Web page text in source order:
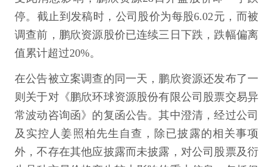
停。截止到发稿时，公司股价为每股6.02元，而被
调查前，鹏欣资源股价已连续三日下跌，跌幅偏离
值累计超过20%。
在公告被立案调查的同一天，鹏欣资源还发布了一
则关于对《鹏欣环球资源股份有限公司股票交易异
常波动咨询函》的复函公告。其中澄清，经过公司
及实控人姜照柏先生自查，除已披露的相关事项
外，不存在其他应披露而未披露，对公司股票及衍